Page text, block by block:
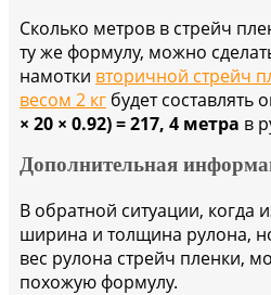
Сколько метров в стрейч
ту же формулу, можно
намотки вторичной стрейч
весом 2 кг будет составлять
× 20 × 0.92) = 217, 4 метра в
Дополнительная
В обратной ситуации, когда
ширина и толщина рулона,
вес рулона стрейч пленки,
похожую формулу.